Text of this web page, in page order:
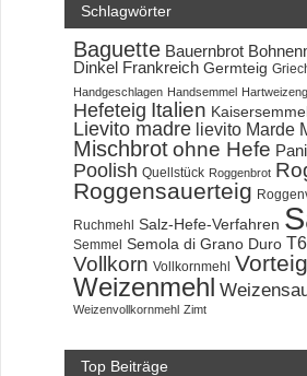
Schlagwörter
Baguette Bauernbrot
Dinkel Frankreich Germteig
Handgeschlagen Handsemmel
Hefeteig Italien Kaisersemmel
Lievito madre lievito Marde
Mischbrot ohne Hefe
Poolish Quellstück Roggenbrot
Roggensauerteig
Ruchmehl Salz-Hefe-Verfahren
Semmel Semola di Grano Duro
Vollkorn Vollkornmehl Vorteig
Weizenmehl
Weizenvollkornmehl Zimt
Top Beiträge